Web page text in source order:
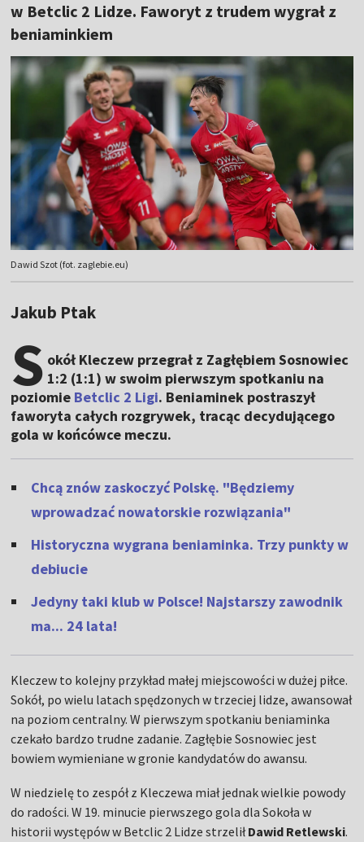
w Betclic 2 Lidze. Faworyt z trudem wygrał z
beniaminkiem
Dawid Szot (fot. zaglebie.eu)
Jakub Ptak
S okół Kleczew przegrał z Zagłębiem Sosnowiec
1:2 (1:1) w swoim pierwszym spotkaniu na
poziomie Betclic 2 Ligi. Beniaminek postraszył
faworyta całych rozgrywek, tracąc decydującego
gola w końcówce meczu.
Chcą znów zaskoczyć Polskę. "Będziemy
wprowadzać nowatorskie rozwiązania"
Historyczna wygrana beniaminka. Trzy punkty w
debiucie
Jedyny taki klub w Polsce! Najstarszy zawodnik
ma... 24 lata!
Kleczew to kolejny przykład małej miejscowości w dużej piłce.
Sokół, po wielu latach spędzonych w trzeciej lidze, awansował
na poziom centralny. W pierwszym spotkaniu beniaminka
czekało bardzo trudne zadanie. Zagłębie Sosnowiec jest
bowiem wymieniane w gronie kandydatów do awansu.
W niedzielę to zespół z Kleczewa miał jednak wielkie powody
do radości. W 19. minucie pierwszego gola dla Sokoła w
historii występów w Betclic 2 Lidze strzeliłDawid Retlewski.